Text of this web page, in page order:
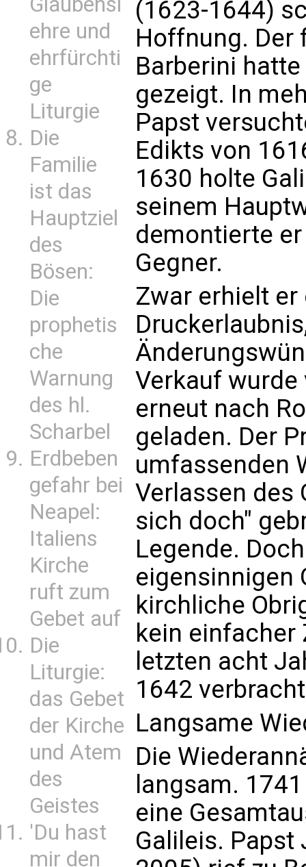
ehre und
ehrfürchti
ge
Liturgie
Die
Familie
ist das
Hauptziel
des
Bösen:
Die
prophetis
che
Warnung
des hl.
Scharbel
Erdbeben
gefahr bei
Neapel:
Italiens
Kirche
ruft zum
Gebet auf
Die
Liturgie:
das Gebet
der Kirche
und Atem
des
Geistes
'Du hast
mir den
(1623-1644)
Hoffnung. Der
Barberini
gezeigt. In
Papst
Edikts von
1630 holte
seinem
demontierte
Gegner.
Zwar erhielt
Verkauf wurde
erneut nach
geladen. Der
umfassenden
Verlassen des
sich doch"
Legende.
eigensinnigen
kirchliche
kein einfacher
letzten acht
1642
Langsame
Die
langsam.
eine
Galileis. Papst